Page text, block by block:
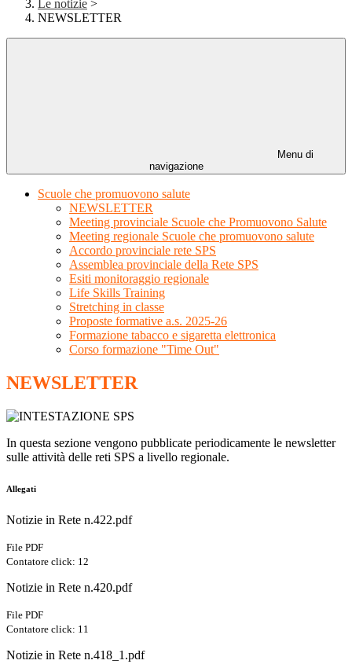
Le notizie >
NEWSLETTER
Menu di
navigazione
Scuole che promuovono salute
NEWSLETTER
Meeting provinciale Scuole che Promuovono Salute
Meeting regionale Scuole che promuovono salute
Accordo provinciale rete SPS
Assemblea provinciale della Rete SPS
Esiti monitoraggio regionale
Life Skills Training
Stretching in classe
Proposte formative a.s. 2025-26
Formazione tabacco e sigaretta elettronica
Corso formazione "Time Out"
NEWSLETTER
In questa sezione vengono pubblicate periodicamente le newsletter
sulle attività delle reti SPS a livello regionale.
Allegati
Notizie in Rete n.422.pdf
File PDF
Contatore click: 12
Notizie in Rete n.420.pdf
File PDF
Contatore click: 11
Notizie in Rete n.418_1.pdf